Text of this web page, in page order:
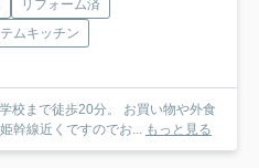
リフォーム済
ムキッチン
校まで徒歩20分。 お買い物や外食
幹線近くですのでお...
もっと見る